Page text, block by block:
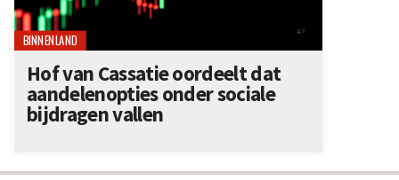
BINNENLAND
Hof van Cassatie oordeelt dat
aandelenopties onder sociale
bijdragen vallen